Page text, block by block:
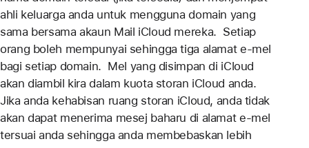
ahli keluarga anda untuk mengguna domain yang
sama bersama akaun Mail iCloud mereka. Setiap
orang boleh mempunyai sehingga tiga alamat e-mel
bagi setiap domain. Mel yang disimpan di iCloud
akan diambil kira dalam kuota storan iCloud anda.
Jika anda kehabisan ruang storan iCloud, anda tidak
akan dapat menerima mesej baharu di alamat e-mel
tersuai anda sehingga anda membebaskan lebih